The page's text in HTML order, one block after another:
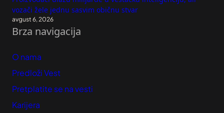
vozači žele jednu sasvim običnu stvar
avgust 6, 2026
Brza navigacija
O nama
Predloži Vest
Pretplatite se na vesti
Karijera